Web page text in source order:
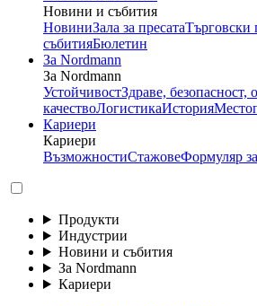
Новини и събития
НовиниЗала за пресатаТърговски
събитияБюлетин
За Nordmann
За Nordmann
УстойчивостЗдраве, безопасност,
качествоЛогистикаИстория
Кариери
Кариери
ВъзможностиСтажовеФормуляр
Продукти
Индустрии
Новини и събития
За Nordmann
Кариери